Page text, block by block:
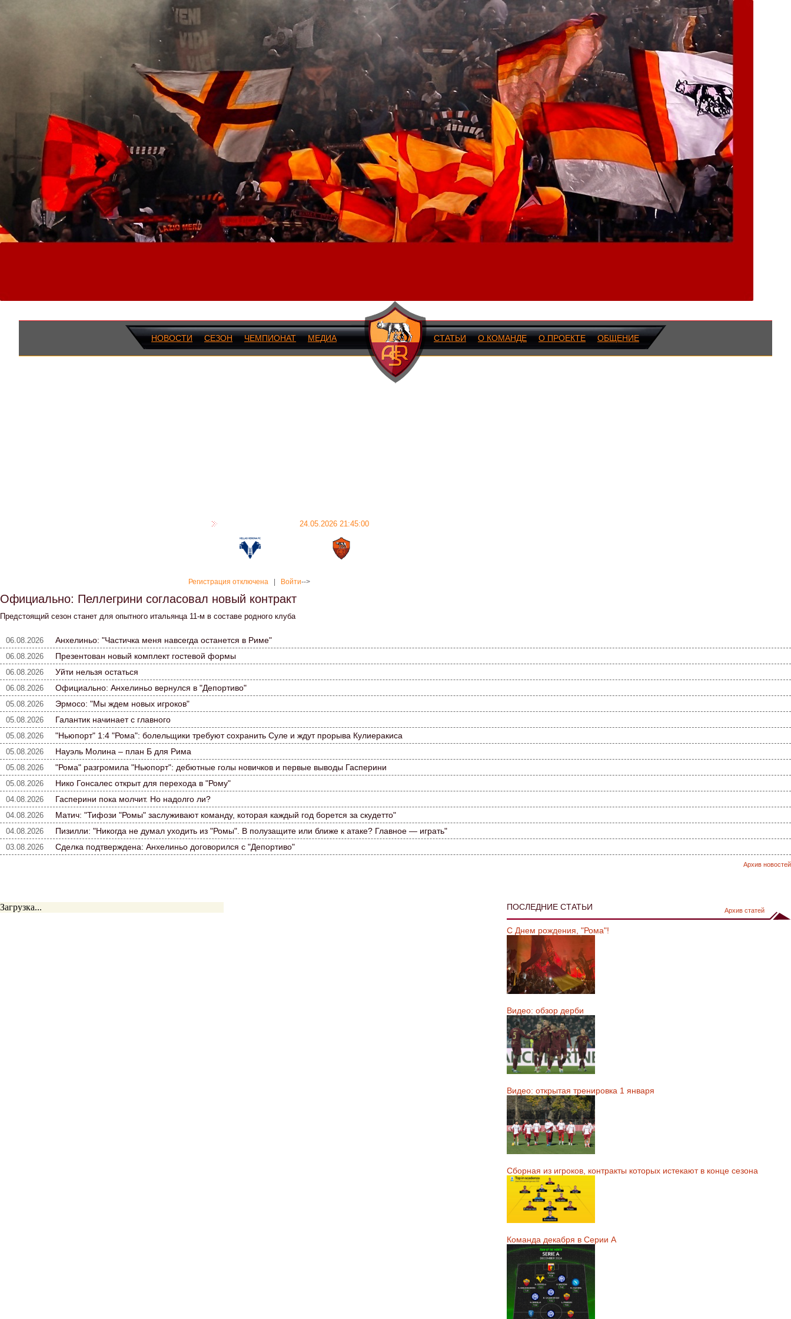
НОВОСТИ СЕЗОН ЧЕМПИОНАТ МЕДИА СТАТЬИ О КОМАНДЕ О ПРОЕКТЕ ОБЩЕНИЕ
24.05.2026 21:45:00
Регистрация отключена Войти-->
Официально: Пеллегрини согласовал новый контракт
Предстоящий сезон станет для опытного итальянца 11-м в составе родного клуба
06.08.2026 Анхелиньо: "Частичка меня навсегда останется в Риме"
06.08.2026 Презентован новый комплект гостевой формы
06.08.2026 Уйти нельзя остаться
06.08.2026 Официально: Анхелиньо вернулся в "Депортиво"
05.08.2026 Эрмосо: "Мы ждем новых игроков"
05.08.2026 Галантик начинает с главного
05.08.2026 "Ньюпорт" 1:4 "Рома": болельщики требуют сохранить Суле и ждут прорыва Кулиеракиса
05.08.2026 Науэль Молина – план Б для Рима
05.08.2026 "Рома" разгромила "Ньюпорт": дебютные голы новичков и первые выводы Гасперини
05.08.2026 Нико Гонсалес открыт для перехода в "Рому"
04.08.2026 Гасперини пока молчит. Но надолго ли?
04.08.2026 Матич: "Тифози "Ромы" заслуживают команду, которая каждый год борется за скудетто"
04.08.2026 Пизилли: "Никогда не думал уходить из "Ромы". В полузащите или ближе к атаке? Главное — играть"
03.08.2026 Сделка подтверждена: Анхелиньо договорился с "Депортиво"
Архив новостей
Загрузка... ПОСЛЕДНИЕ СТАТЬИ Архив статей
С Днем рождения, "Рома"!
Видео: обзор дерби
Видео: открытая тренировка 1 января
Сборная из игроков, контракты которых истекают в конце сезона
Команда декабря в Серии А